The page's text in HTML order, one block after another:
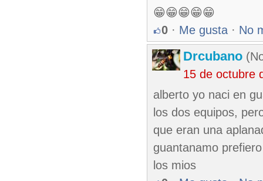
😁😁😁😁😁
0 · Me gusta · No
Drcubano
15 de octubre
alberto yo naci en
los dos equipos,
que eran una
guantanamo
los mios